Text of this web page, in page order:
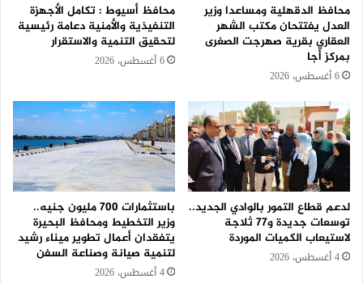
محافظ الدقهلية ومساعدا وزير
العدل يفتتحان مكتب الشهر
العقاري بقرية صهرجت الصغرى
بمركز أجا
6 أغسطس، 2026
محافظ أسيوط : تكامل الأجهزة
التنفيذية والأمنية دعامة رئيسية
لتحقيق التنمية والاستقرار
6 أغسطس، 2026
لدعم قطاع التمور بالوادي الجديد..
توسعات جديدة و٧٧ ثلاجة
لاستيعاب الكميات الموردة
4 أغسطس، 2026
باستثمارات 700 مليون جنيه..
وزير التخطيط ومحافظ البحيرة
يتفقدان أعمال تطوير ميناء رشيد
لتنمية صيانة وصناعة السفن
4 أغسطس، 2026